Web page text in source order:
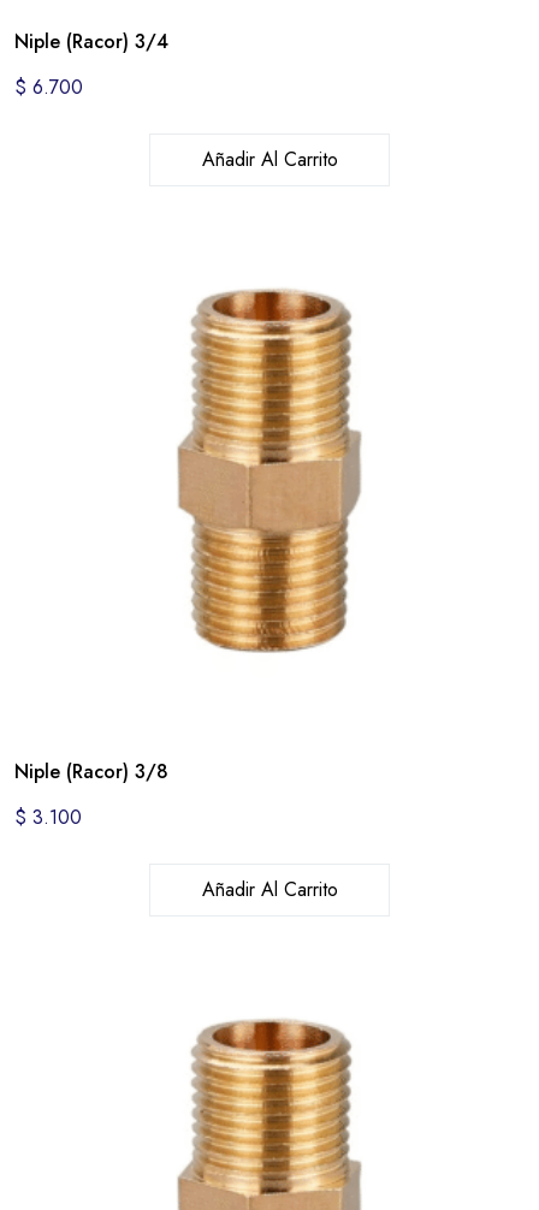
Niple (Racor) 3/4
$ 6.700
Añadir Al Carrito
Niple (Racor) 3/8
$ 3.100
Añadir Al Carrito